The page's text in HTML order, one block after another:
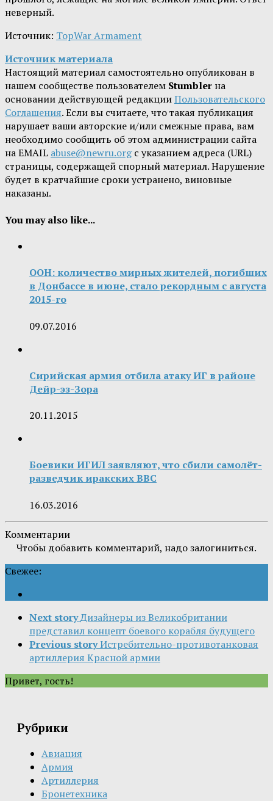
неверный.
Источник: TopWar Armament
Источник материала
Настоящий материал самостоятельно опубликован в
нашем сообществе пользователем Stumbler на
основании действующей редакцииПользовательского
Соглашения. Если вы считаете, что такая публикация
нарушает ваши авторские и/или смежные права, вам
необходимо сообщить об этом администрации сайта
на EMAIL abuse@newru.orgс указанием адреса (URL)
страницы, содержащей спорный материал. Нарушение
будет в кратчайшие сроки устранено, виновные
наказаны.
You may also like...
ООН: количество мирных жителей, погибших
в Донбассе в июне, стало рекордным с августа
2015-го
09.07.2016
Сирийская армия отбила атаку ИГ в районе
Дейр-эз-Зора
20.11.2015
Боевики ИГИЛ заявляют, что сбили самолёт-
разведчик иракских ВВС
16.03.2016
Комментарии
Чтобы добавить комментарий, надо залогиниться.
Свежее:
Next storyДизайнеры из Великобритании
представил концепт боевого корабля будущего
Previous storyИстребительно-противотанковая
артиллерия Красной армии
Привет, гость!
Рубрики
Авиация
Армия
Артиллерия
Бронетехника